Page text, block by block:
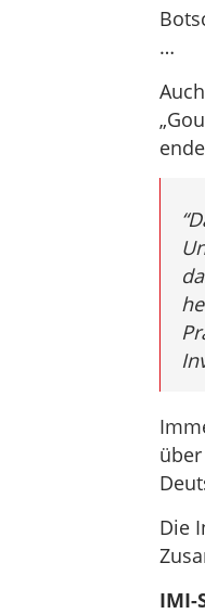
…
Die
IMI-